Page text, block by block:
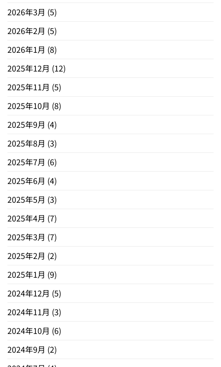
2026年3月 (5)
2026年2月 (5)
2026年1月 (8)
2025年12月 (12)
2025年11月 (5)
2025年10月 (8)
2025年9月 (4)
2025年8月 (3)
2025年7月 (6)
2025年6月 (4)
2025年5月 (3)
2025年4月 (7)
2025年3月 (7)
2025年2月 (2)
2025年1月 (9)
2024年12月 (5)
2024年11月 (3)
2024年10月 (6)
2024年9月 (2)